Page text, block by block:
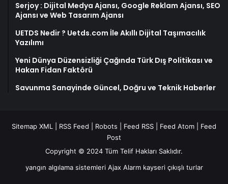
Serjoy : Dijital Medya Ajansı, Google Reklam Ajansı, SEO
Ajansı ve Web Tasarım Ajansı
UETDS Nedir ? Uetds.com İle Akıllı Dijital Taşımacılık
Yazılımı
Yeni Dünya Düzensizliği Çağında Türk Dış Politikası ve
Hakan Fidan Faktörü
Savunma Sanayinde Güncel, Doğru ve Teknik Haberler
Sitemap XML RSS Feed Robots Feed RSS Feed Atom
Feed
Post
Copyright © 2024 Tüm Telif Hakları Saklıdır.
yangın algılama sistemleri Ajax Alarm kayseri çıkışlı turlar